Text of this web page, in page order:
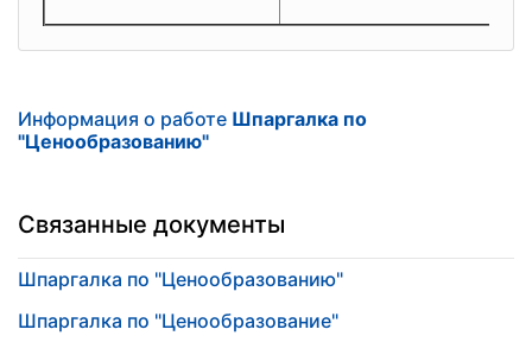
Информация о работе Шпаргалка по
"Ценообразованию"
Связанные документы
Шпаргалка по "Ценообразованию"
Шпаргалка по "Ценообразование"